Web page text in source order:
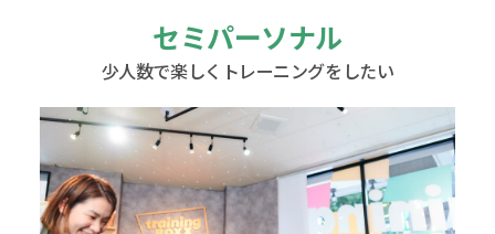
セミパーソナル
少人数で楽しくトレーニングをしたい